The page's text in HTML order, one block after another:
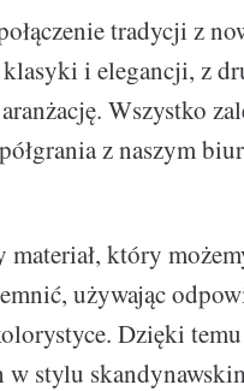
tradycji z
i elegancji, z
Wszystko
z naszym
który
używając
Dzięki
w stylu